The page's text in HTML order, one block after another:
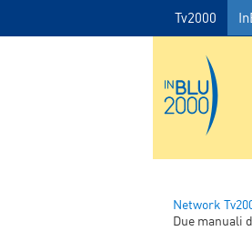
Tv2000
Network
Due manuali